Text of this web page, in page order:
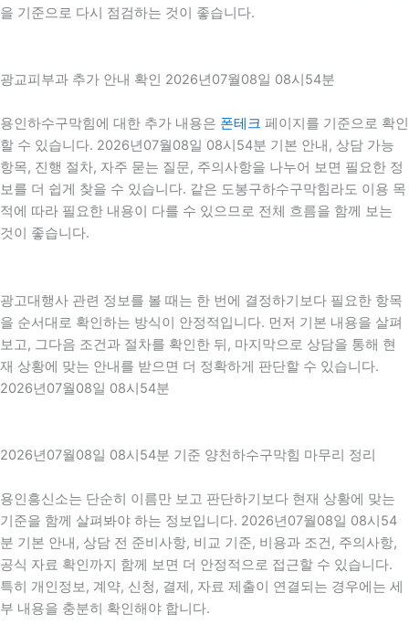
을 기준으로 다시 점검하는 것이 좋습니다.
광교피부과 추가 안내 확인 2026년07월08일 08시54분
용인하수구막힘에 대한 추가 내용은 폰테크 페이지를 기준으로 확인
할 수 있습니다. 2026년07월08일 08시54분 기본 안내, 상담 가능
항목, 진행 절차, 자주 묻는 질문, 주의사항을 나누어 보면 필요한 정
보를 더 쉽게 찾을 수 있습니다. 같은 도봉구하수구막힘라도 이용 목
적에 따라 필요한 내용이 다를 수 있으므로 전체 흐름을 함께 보는
것이 좋습니다.
광고대행사 관련 정보를 볼 때는 한 번에 결정하기보다 필요한 항목
을 순서대로 확인하는 방식이 안정적입니다. 먼저 기본 내용을 살펴
보고, 그다음 조건과 절차를 확인한 뒤, 마지막으로 상담을 통해 현
재 상황에 맞는 안내를 받으면 더 정확하게 판단할 수 있습니다.
2026년07월08일 08시54분
2026년07월08일 08시54분 기준 양천하수구막힘 마무리 정리
용인흥신소는 단순히 이름만 보고 판단하기보다 현재 상황에 맞는
기준을 함께 살펴봐야 하는 정보입니다. 2026년07월08일 08시54
분 기본 안내, 상담 전 준비사항, 비교 기준, 비용과 조건, 주의사항,
공식 자료 확인까지 함께 보면 더 안정적으로 접근할 수 있습니다.
특히 개인정보, 계약, 신청, 결제, 자료 제출이 연결되는 경우에는 세
부 내용을 충분히 확인해야 합니다.